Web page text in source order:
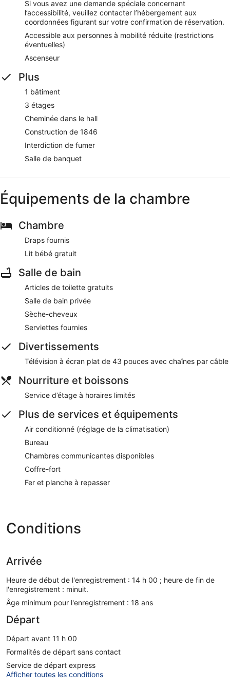
Si vous avez une demande spéciale concernant
l’accessibilité, veuillez contacter l’hébergement aux
coordonnées figurant sur votre confirmation de réservation.
Accessible aux personnes à mobilité réduite (restrictions
éventuelles)
Ascenseur
Plus
1 bâtiment
3 étages
Cheminée dans le hall
Construction de 1846
Interdiction de fumer
Salle de banquet
Équipements de la chambre
Chambre
Draps fournis
Lit bébé gratuit
Salle de bain
Articles de toilette gratuits
Salle de bain privée
Sèche-cheveux
Serviettes fournies
Divertissements
Télévision à écran plat de 43 pouces avec chaînes par câble
Nourriture et boissons
Service d’étage à horaires limités
Plus de services et équipements
Air conditionné (réglage de la climatisation)
Bureau
Chambres communicantes disponibles
Coffre-fort
Fer et planche à repasser
Conditions
Arrivée
Heure de début de l'enregistrement : 14 h 00 ; heure de fin de
l'enregistrement : minuit.
Âge minimum pour l'enregistrement : 18 ans
Départ
Départ avant 11 h 00
Formalités de départ sans contact
Service de départ express
Afficher toutes les conditions